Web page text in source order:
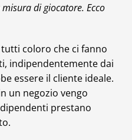
di giocatore. Ecco
coloro che ci fanno
indipendentemente dai
essere il cliente ideale.
un negozio vengo
prestano